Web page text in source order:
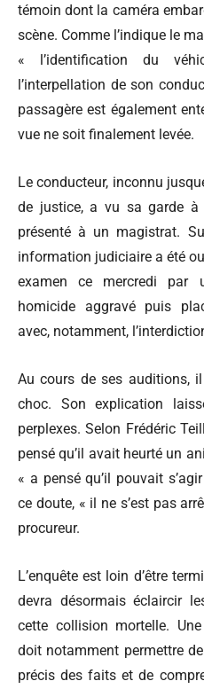
témoin dont la caméra
scène. Comme l’indique le
« l’identification du
l’interpellation de son
passagère est également
vue ne soit finalement levée.
Le conducteur, inconnu
de justice, a vu sa garde à
présenté à un magistrat.
information judiciaire a été
examen ce mercredi par
homicide aggravé puis
avec, notamment,
Au cours de ses auditions,
choc. Son explication
perplexes. Selon Frédéric
pensé qu’il avait heurté un
« a pensé qu’il pouvait
ce doute, « il ne s’est pas
procureur.
L’enquête est loin d’être
devra désormais éclaircir
cette collision mortelle.
doit notamment permettre
précis des faits et de